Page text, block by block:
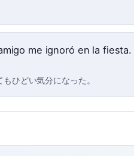
me ignoró en la fiesta.
ひどい気分になった。